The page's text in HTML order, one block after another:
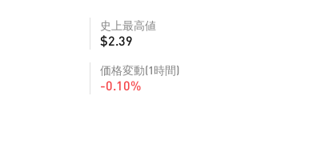
史上最高値
$2.39
価格変動(1時間)
-0.10%